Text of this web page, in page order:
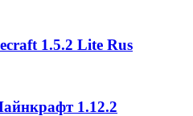
1.5.2 Lite Rus
1.12.2